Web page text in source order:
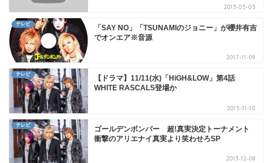
2013-05-05
テレビ
「SAY NO」「TSUNAMIのジョニー」が櫻井有吉
でオンエア※音源
2017-11-09
テレビ
【ドラマ】11/11(水)「HiGH&LOW」第4話
WHITE RASCALS登場か
2015-11-10
テレビ
ゴールデンボンバー 超!真実決定トーナメント
衝撃のアリエナイ真実より笑わせろSP
2013-12-08